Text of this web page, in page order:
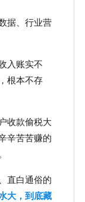
据、行业营
入账实不
根本不存
收款偷税大
辛苦苦赚的
直白通俗的
大，到底藏